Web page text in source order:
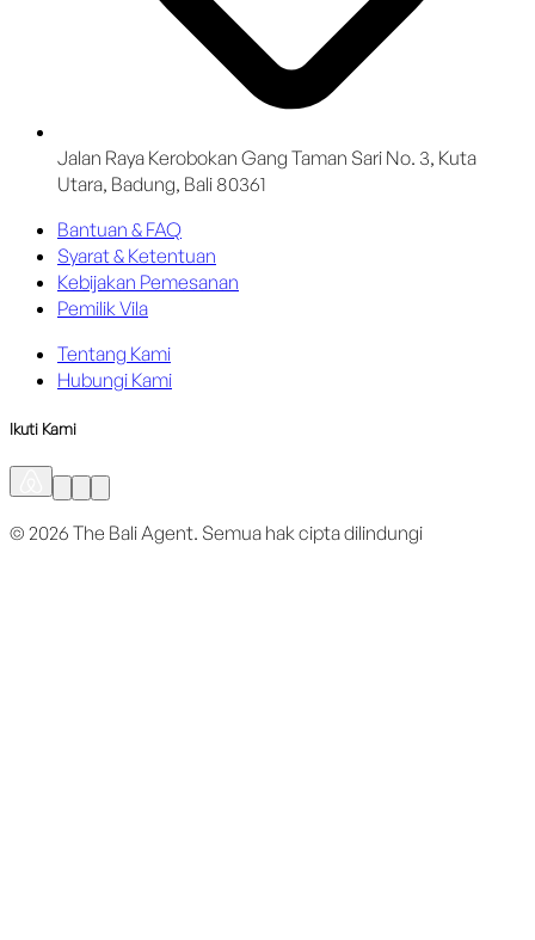
Jalan Raya Kerobokan Gang Taman Sari No. 3, Kuta
Utara, Badung, Bali 80361
Bantuan & FAQ
Syarat & Ketentuan
Kebijakan Pemesanan
Pemilik Vila
Tentang Kami
Hubungi Kami
Ikuti Kami
© 2026 The Bali Agent. Semua hak cipta dilindungi